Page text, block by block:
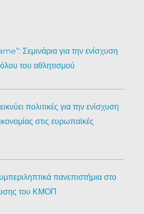
Σεμινάρια για την ενίσχυση
του αθλητισμού
πολιτικές για την ενίσχυση
στις ευρωπαϊκές
πανεπιστήμια στο
του ΚΜΟΠ